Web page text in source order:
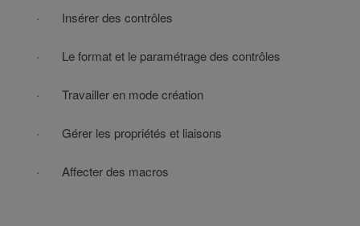
· Insérer des contrôles
· Le format et le paramétrage des contrôles
· Travailler en mode création
· Gérer les propriétés et liaisons
· Affecter des macros